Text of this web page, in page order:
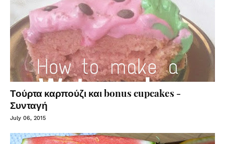
Τούρτα καρπούζι και bonus cupcakes -
Συνταγή
July 06, 2015